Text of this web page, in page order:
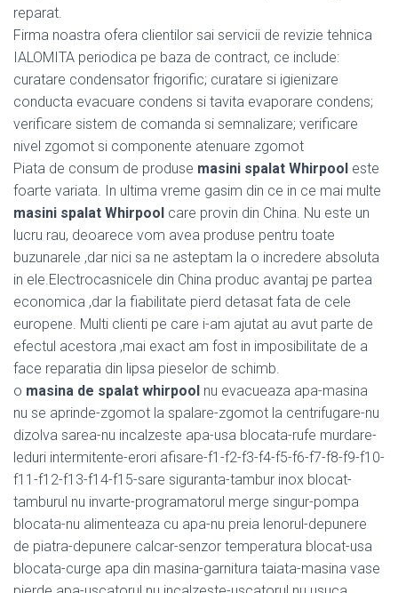
reparat.
Firma noastra ofera clientilor sai servicii de revizie tehnica
IALOMITA periodica pe baza de contract, ce include:
curatare condensator frigorific; curatare si igienizare
conducta evacuare condens si tavita evaporare condens;
verificare sistem de comanda si semnalizare; verificare
nivel zgomot si componente atenuare zgomot
Piata de consum de produse masini spalat Whirpool este
foarte variata. In ultima vreme gasim din ce in ce mai multe
masini spalat Whirpool care provin din China. Nu este un
lucru rau, deoarece vom avea produse pentru toate
buzunarele ,dar nici sa ne asteptam la o incredere absoluta
in ele.Electrocasnicele din China produc avantaj pe partea
economica ,dar la fiabilitate pierd detasat fata de cele
europene. Multi clienti pe care i-am ajutat au avut parte de
efectul acestora ,mai exact am fost in imposibilitate de a
face reparatia din lipsa pieselor de schimb.
o masina de spalat whirpool nu evacueaza apa-masina
nu se aprinde-zgomot la spalare-zgomot la centrifugare-nu
dizolva sarea-nu incalzeste apa-usa blocata-rufe murdare-
leduri intermitente-erori afisare-f1-f2-f3-f4-f5-f6-f7-f8-f9-f10-
f11-f12-f13-f14-f15-sare siguranta-tambur inox blocat-
tamburul nu invarte-programatorul merge singur-pompa
blocata-nu alimenteaza cu apa-nu preia lenorul-depunere
de piatra-depunere calcar-senzor temperatura blocat-usa
blocata-curge apa din masina-garnitura taiata-masina vase